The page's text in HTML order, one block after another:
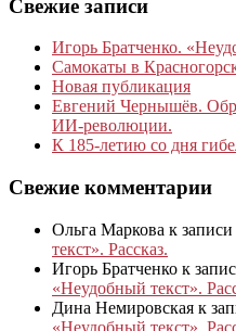
Свежие записи
Игорь Братченко.
Самокаты в
Новая публикация
Евгений Чернышёв.
ИИ-революции.
К 185‑летию со дня
Свежие комментарии
Ольга Маркова к записи
текст». Рассказ.
Игорь Братченко к
«Неудобный текст».
Дина Немировская к
«Неудобный текст».